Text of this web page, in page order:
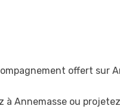
offert sur
Annemasse ou